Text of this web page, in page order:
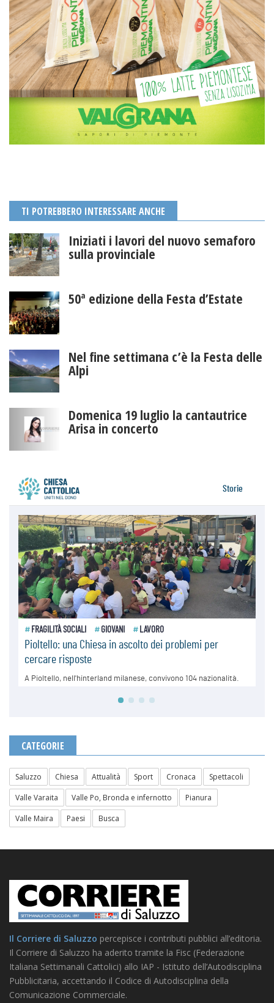
TI POTREBBERO INTERESSARE ANCHE
Iniziati i lavori del nuovo semaforo
sulla provinciale
50ª edizione della Festa d’Estate
Nel fine settimana c’è la Festa delle
Alpi
Domenica 19 luglio la cantautrice
Arisa in concerto
CATEGORIE
Saluzzo Chiesa Attualità Sport Cronaca
Spettacoli
Valle Varaita
Valle Po, Bronda e infernotto
Pianura
Valle Maira
Paesi Busca
Il Corriere di Saluzzo percepisce i contributi pubblici all’editoria.
Il Corriere di Saluzzo ha aderito tramite la Fisc (Federazione
Italiana Settimanali Cattolici) allo IAP - Istituto dell’Autodisciplina
Pubblicitaria, accettando il Codice di Autodisciplina della
Comunicazione Commerciale.